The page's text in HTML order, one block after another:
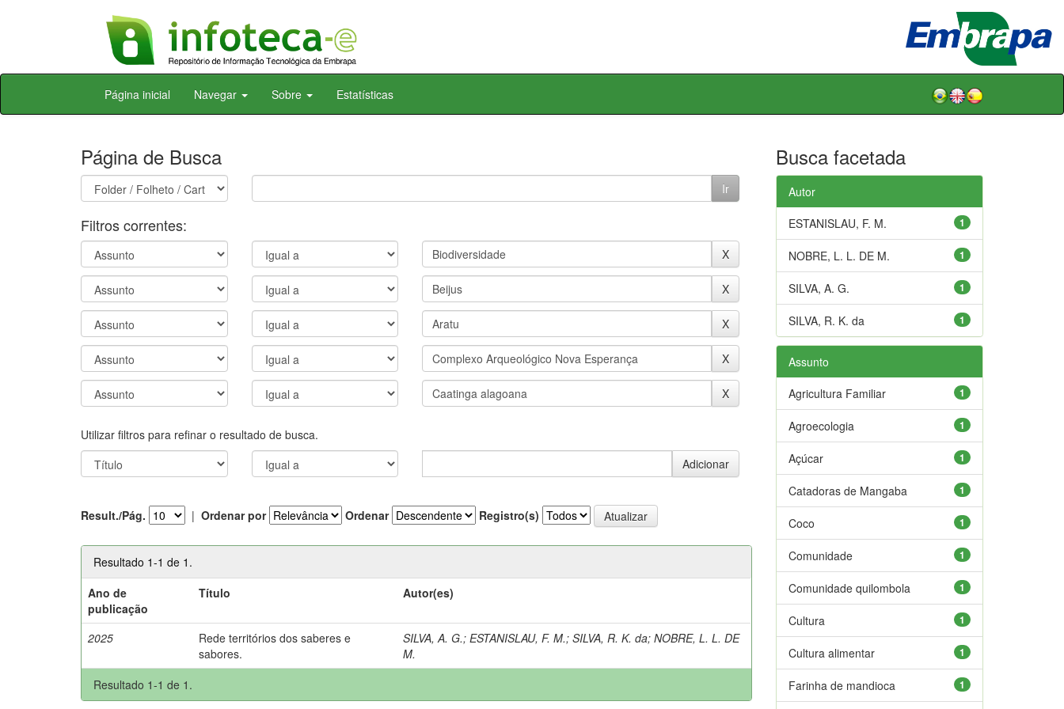
Skip
Página inicial Navegar Sobre Estatísticas
Página de Busca
Filtros correntes:
Utilizar filtros para refinar o resultado de busca.
Result./Pág. | Ordenar por Ordenar Registro(s)
Resultado 1-1 de 1.
Ano de
publicação
Título Autor(es)
2025
Rede territórios dos saberes e
sabores.
SILVA, A. G.;ESTANISLAU, F. M.;SILVA, R. K. da;NOBRE, L. L. DE
M.
Resultado 1-1 de 1.
Busca facetada
Autor
1
ESTANISLAU, F. M.
1
NOBRE, L. L. DE M.
1
SILVA, A. G.
1
SILVA, R. K. da
Assunto
1
Agricultura Familiar
1
Agroecologia
1
Açúcar
1
Catadoras de Mangaba
1
Coco
1
Comunidade
1
Comunidade quilombola
1
Cultura
1
Cultura alimentar
1
Farinha de mandioca